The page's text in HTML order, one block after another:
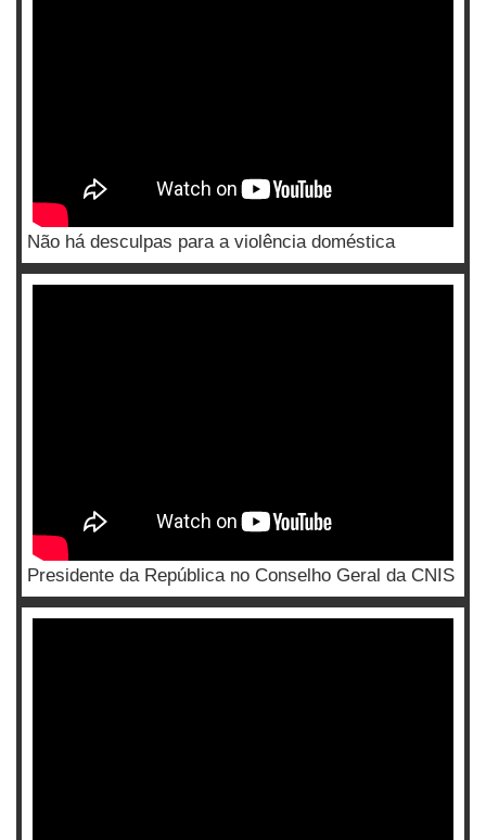
Não há desculpas para a violência doméstica
Presidente da República no Conselho Geral da CNIS